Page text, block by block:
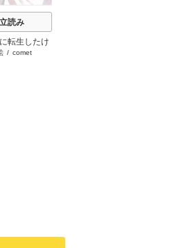
読み
転生したけ
ラが隠れて
/ comet